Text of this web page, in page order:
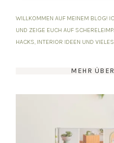
WILLKOMMEN AUF MEINEM BLOG!
UND ZEIGE EUCH AUF
HACKS, INTERIOR IDEEN UND
MEHR